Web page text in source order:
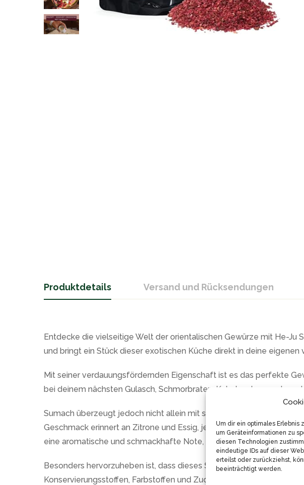
Um dir ein optimales Erlebnis
um Geräteinformationen zu
diesen Technologien
eindeutige IDs auf dieser
erteilst oder zurückziehst,
beeinträchtigt werden.
Produktdetails Versand und Rücksendungen
Entdecke die vielseitige Welt der orientalischen Gewürze mit He-Ju
und bringt ein Stück dieser exotischen Küche direkt in deine eigenen
Mit seiner verdauungsfördernden Eigenschaft ist es das perfekte
bei deinem nächsten Gulasch, Schmorbraten, Kebab oder
Sumach überzeugt jedoch nicht allein mit seinen gesundheitlichen
Geschmack erinnert an Zitrone und Essig, jedoch ist die säuerliche
eine aromatische und schmackhafte Note, die deine
Besonders hervorzuheben ist, dass dieses Sumach Gewürz
Konservierungsstoffen, Farbstoffen und Zucker aus. So kannst du